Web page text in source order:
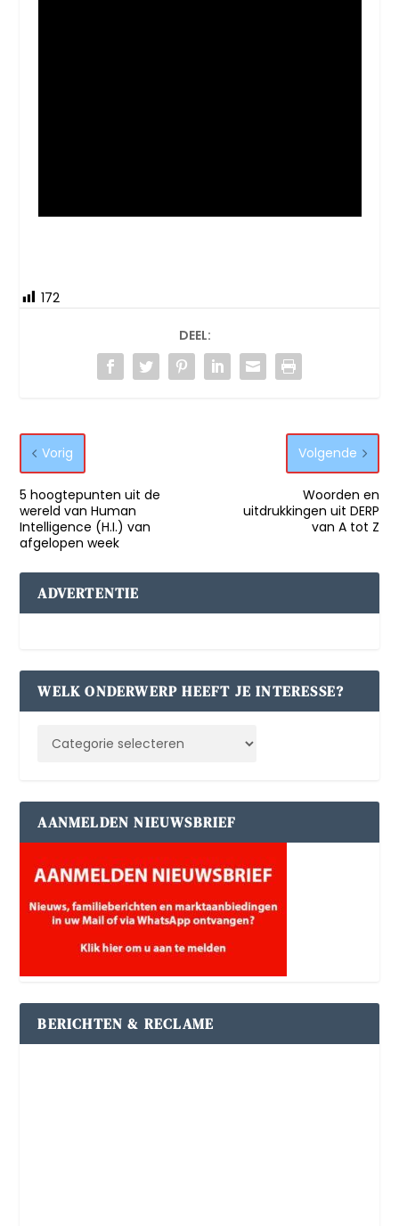
172
DEEL:
Vorig
5 hoogtepunten uit de
wereld van Human
Intelligence (H.I.) van
afgelopen week
Volgende
Woorden en
uitdrukkingen uit DERP
van A tot Z
ADVERTENTIE
WELK ONDERWERP HEEFT JE INTERESSE?
AANMELDEN NIEUWSBRIEF
BERICHTEN & RECLAME